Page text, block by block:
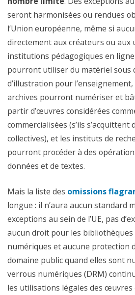
seront harmonisées ou rendues
l’Union européenne, même si
directement aux créateurs ou aux
institutions pédagogiques en
pourront utiliser du matériel sous
d’illustration pour
archives pourront numériser et
partir d’œuvres considérées
commercialisées (s’ils s’acquittent
collectives), et les instituts de
pourront procéder à des
données et de textes.
Mais la liste des omissions
longue : il n’aura aucun standard
exceptions au sein de l’UE, pas
aucun droit pour les
numériques et aucune protection
domaine public quand elles sont
verrous numériques (DRM)
les utilisations légales des